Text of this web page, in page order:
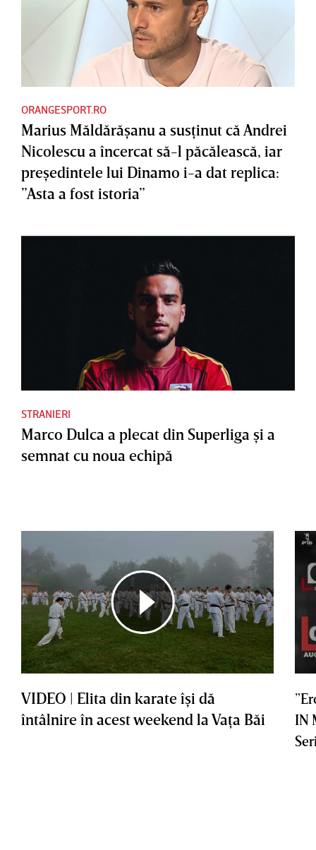
ORANGESPORT.RO
Marius Măldărăşanu a susţinut că Andrei
Nicolescu a încercat să-l păcălească, iar
preşedintele lui Dinamo i-a dat replica:
”Asta a fost istoria”
STRANIERI
Marco Dulca a plecat din Superliga şi a
semnat cu noua echipă
VIDEO | Elita din karate îşi dă
întâlnire în acest weekend la Vaţa Băi
IN